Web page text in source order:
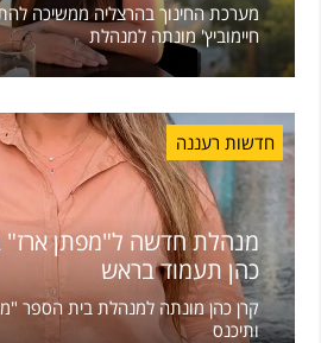
מערכת החינוך בהרצליה ממשיכה
חיימוביץ' מונתה למנהלת
חדשות רעננה
מנהלת חדשה ל"מפתן ארז"
כהן תעמוד בראש
קרן כהן מונתה למנהלת בית הספר
ותיכנס